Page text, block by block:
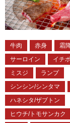
牛肉 赤身
霜
サーロイン
イチボ
ミスジ
ランプ
シンシン/シンタマ
ハネシタ/ザブトン
ヒウチ/トモサンカク